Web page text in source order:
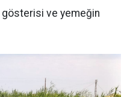
gösterisi ve yemeğin